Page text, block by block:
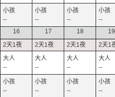
-- -- -- --
16
--
--
17
--
--
18
--
--
19
--
--